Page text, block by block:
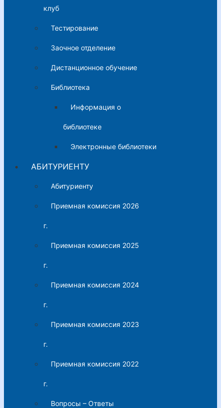
клуб
Тестирование
Заочное отделение
Дистанционное обучение
Библиотека
Информация о
библиотеке
Электронные библиотеки
АБИТУРИЕНТУ
Абитуриенту
Приемная комиссия 2026
г.
Приемная комиссия 2025
г.
Приемная комиссия 2024
г.
Приемная комиссия 2023
г.
Приемная комиссия 2022
г.
Вопросы – Ответы